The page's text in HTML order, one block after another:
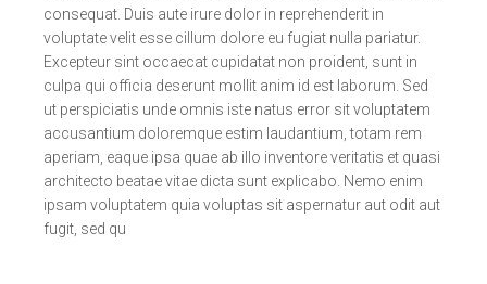
consequat. Duis aute irure dolor in reprehenderit in
voluptate velit esse cillum dolore eu fugiat nulla pariatur.
Excepteur sint occaecat cupidatat non proident, sunt in
culpa qui officia deserunt mollit anim id est laborum. Sed
ut perspiciatis unde omnis iste natus error sit voluptatem
accusantium doloremque estim laudantium, totam rem
aperiam, eaque ipsa quae ab illo inventore veritatis et quasi
architecto beatae vitae dicta sunt explicabo. Nemo enim
ipsam voluptatem quia voluptas sit aspernatur aut odit aut
fugit, sed qu